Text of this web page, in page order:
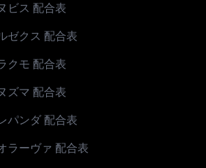
ビス 配合表
ゼクス 配合表
クモ 配合表
ズマ 配合表
パンダ 配合表
ラーヴァ 配合表